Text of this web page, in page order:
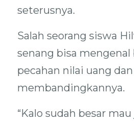
seterusnya.
Salah seorang siswa
senang bisa mengenal
pecahan nilai uang dan
membandingkannya.
“Kalo sudah besar